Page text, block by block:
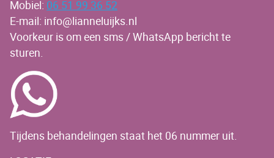
Mobiel: 06 51 99 36 52
E-mail: info@lianneluijks.nl
Voorkeur is om een sms / WhatsApp bericht te
sturen.
Tijdens behandelingen staat het 06 nummer uit.